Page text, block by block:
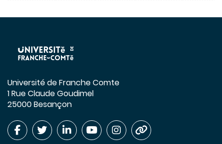
Université de Franche Comte
1 Rue Claude Goudimel
25000 Besançon